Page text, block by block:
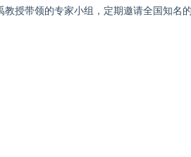
授带领的专家小组，定期邀请全国知名